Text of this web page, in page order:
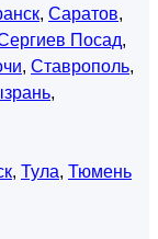
, Саратов,
Посад,
, Ставрополь,
,
, Тула, Тюмень